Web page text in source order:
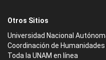
Otros Sitios
Universidad Nacional
Coordinación de Humanidades
Toda la UNAM en línea